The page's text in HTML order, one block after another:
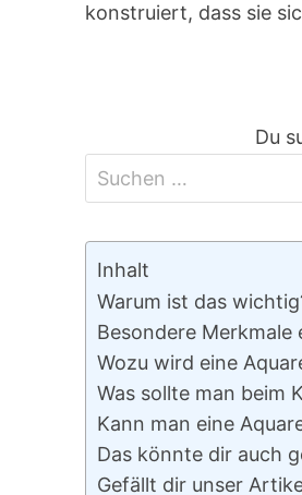
konstruiert, dass sie
Du
Inhalt
Warum ist das
Besondere Merkmale
Wozu wird eine
Was sollte man beim
Kann man eine
Das könnte dir auch
Gefällt dir unser